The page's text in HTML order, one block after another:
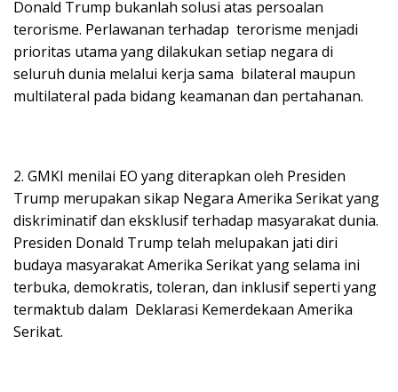
Donald Trump bukanlah solusi atas persoalan
terorisme. Perlawanan terhadap terorisme menjadi
prioritas utama yang dilakukan setiap negara di
seluruh dunia melalui kerja sama bilateral maupun
multilateral pada bidang keamanan dan pertahanan.
2. GMKI menilai EO yang diterapkan oleh Presiden
Trump merupakan sikap Negara Amerika Serikat yang
diskriminatif dan eksklusif terhadap masyarakat dunia.
Presiden Donald Trump telah melupakan jati diri
budaya masyarakat Amerika Serikat yang selama ini
terbuka, demokratis, toleran, dan inklusif seperti yang
termaktub dalam Deklarasi Kemerdekaan Amerika
Serikat.